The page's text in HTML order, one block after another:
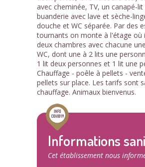
avec cheminée, TV, un canapé-lit
buanderie avec lave et sèche-
douche et WC séparée. Par des
tournants on monte à l'étage où
deux chambres avec chacune
WC, dont une à 2 lits une
1 lit deux personnes et 1 lit une
Chauffage - poêle à pellets -
pellets sur place. Les tarifs sont
chauffage. Animaux bienvenus.
Informations
Cet établissement nous